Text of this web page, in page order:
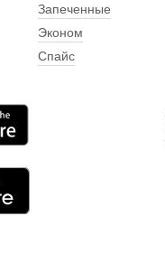
Запеченные
Эконом
Спайс